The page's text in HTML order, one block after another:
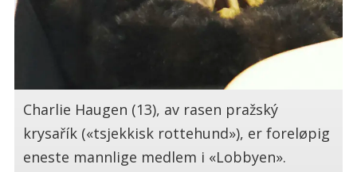
Charlie Haugen (13), av rasen pražský
krysařík («tsjekkisk rottehund»), er foreløpig
eneste mannlige medlem i «Lobbyen».